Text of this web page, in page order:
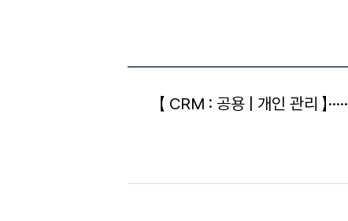
【 CRM : 공용 | 개인 관리 】